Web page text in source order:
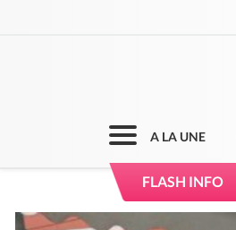
A LA UNE
FLASH INFO